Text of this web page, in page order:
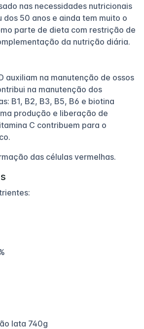
nas necessidades nutricionais
dos 50 anos e ainda tem muito o
parte de dieta com restrição de
da nutrição diária.
auxiliam na manutenção de ossos
na manutenção dos
B1, B2, B3, B5, B6 e biotina
produção e liberação de
C contribuem para o
das células vermelhas.
lata 740g